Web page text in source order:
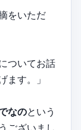
をいただ
ついてお話
ます。」
なのという
ございまし